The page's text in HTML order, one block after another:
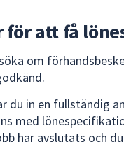
för att få
om
du in en fullständig
med
har avslutats och